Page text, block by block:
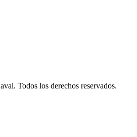
Todos los derechos reservados.